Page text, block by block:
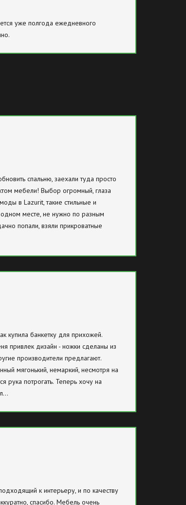
уже полгода ежедневного
спальню, заехали туда просто
мебели! Выбор огромный, глаза
в Lazurit, такие стильные и
месте, не нужно по разным
попали, взяли прикроватные
купила банкетку для прихожей.
привлек дизайн - ножки сделаны из
производители предлагают.
мягонький, немаркий, несмотря на
рука потрогать. Теперь хочу на
к интерьеру, и по качеству
спасибо. Мебель очень